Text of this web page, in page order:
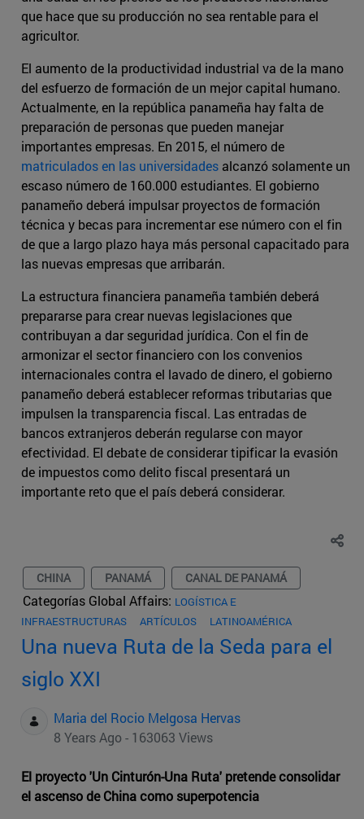
que hace que su producción no sea rentable para el
agricultor.
El aumento de la productividad industrial va de la mano
del esfuerzo de formación de un mejor capital humano.
Actualmente, en la república panameña hay falta de
preparación de personas que pueden manejar
importantes empresas. En 2015, el número de
matriculados en las universidades alcanzó solamente un
escaso número de 160.000 estudiantes. El gobierno
panameño deberá impulsar proyectos de formación
técnica y becas para incrementar ese número con el fin
de que a largo plazo haya más personal capacitado para
las nuevas empresas que arribarán.
La estructura financiera panameña también deberá
prepararse para crear nuevas legislaciones que
contribuyan a dar seguridad jurídica. Con el fin de
armonizar el sector financiero con los convenios
internacionales contra el lavado de dinero, el gobierno
panameño deberá establecer reformas tributarias que
impulsen la transparencia fiscal. Las entradas de
bancos extranjeros deberán regularse con mayor
efectividad. El debate de considerar tipificar la evasión
de impuestos como delito fiscal presentará un
importante reto que el país deberá considerar.
CHINA PANAMÁ CANAL DE PANAMÁ
Categorías Global Affairs: LOGÍSTICA E
INFRAESTRUCTURAS
ARTÍCULOS LATINOAMÉRICA
Una nueva Ruta de la Seda para el
siglo XXI
Maria del Rocio Melgosa Hervas
8 Years Ago - 163063 Views
El proyecto 'Un Cinturón-Una Ruta' pretende consolidar
el ascenso de China como superpotencia